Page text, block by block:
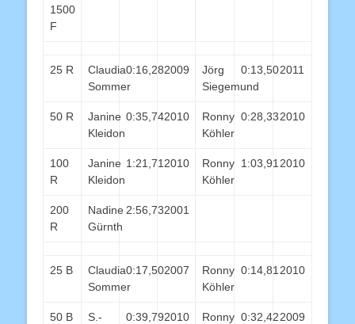
1500
F
25 R
Claudia
Sommer
0:16,282009
Jörg
Siegemund
0:13,502011
50 R
Janine
Kleidon
0:35,742010
Ronny
Köhler
0:28,332010
100
R
Janine
Kleidon
1:21,71 2010
Ronny
Köhler
1:03,91 2010
200
R
Nadine
Gürnth
2:56,732001
25 B
Claudia
Sommer
0:17,502007
Ronny
Köhler
0:14,81 2010
50 B
S.-
0:39,792010
Ronny 0:32,422009